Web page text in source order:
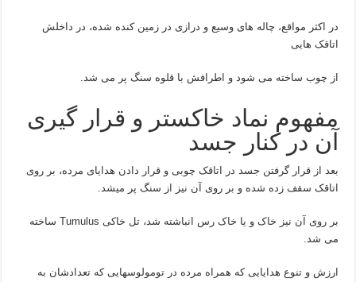
در اکثر مواقع، چاله های وسیع و درازی در زمین کنده شده، در داخلش
اتاقک هایی
از چوب ساخته می شود و اطرافش با قلوه سنگ پر می شد.
مفهوم نماد خاکستر و قرار گیری
آن در کنار جسد
بعد از قرار گرفتن جسد در اتاقک چوبی و قرار دادن هدایای مرده، بر روی
اتاقک سقف زده شده و بر روی آن نیز از سنگ پر میشد.
بر روی آن نیز خاک و یا خاک رس انباشته شد، تل خاکی Tumulus ساخته
می شد.
ارزش و تنوع هدایایی که همراه مرده در تومولوسهایی که تعدادشان به